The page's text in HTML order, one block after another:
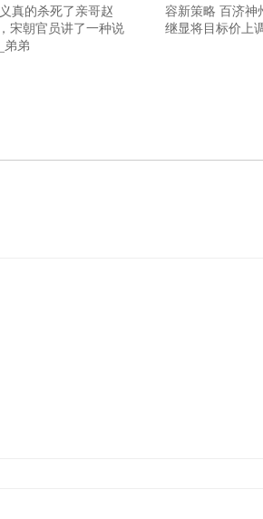
真的杀死了亲哥赵
宋朝官员讲了一种说
弟弟
容新策略 百济神
继显将目标价上